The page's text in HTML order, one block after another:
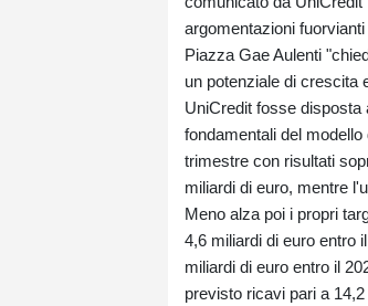
argomentazioni
Piazza Gae Aulenti
un potenziale di crescita
UniCredit fosse disposta
fondamentali del
trimestre con risultati
miliardi di euro, mentre
Meno alza poi i propri
4,6 miliardi di euro entro
miliardi di euro entro il
previsto ricavi pari a